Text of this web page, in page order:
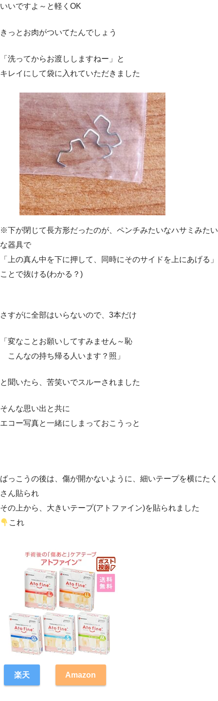
いいですよ～と軽くOK
きっとお肉がついてたんでしょう
「洗ってからお渡ししますねー」と
キレイにして袋に入れていただきました
※下が閉じて長方形だったのが、ペンチみたいなハサミみたい
な器具で
「上の真ん中を下に押して、同時にそのサイドを上にあげる」
ことで抜ける(わかる？)
さすがに全部はいらないので、3本だけ
「変なことお願いしてすみません～恥
こんなの持ち帰る人います？照」
と聞いたら、苦笑いでスルーされました
そんな思い出と共に
エコー写真と一緒にしまっておこうっと
ばっこうの後は、傷が開かないように、細いテープを横にたく
さん貼られ
その上から、大きいテープ(アトファイン)を貼られました
これ
楽天 Amazon